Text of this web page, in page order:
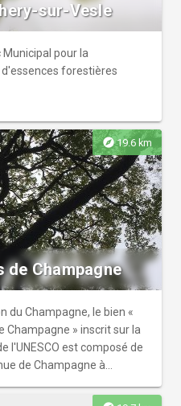
sur-Vesle
pour la
forestières
explore19.6 km
de Champagne
du Champagne, le bien «
Champagne » inscrit sur la
l'UNESCO est composé de
de Champagne à
à Mareuil-sur-Aÿ.